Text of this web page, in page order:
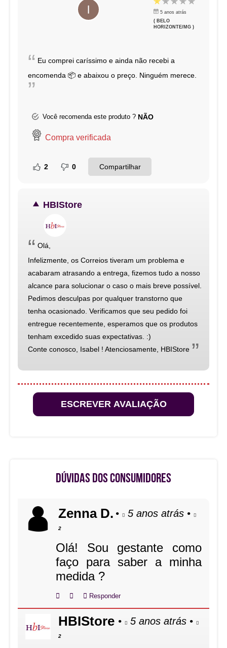
5 anos atrás
( BELO
HORIZONTE/MG )
“ Eu comprei caríssimo e ainda não recebi a
encomenda 📦 e abaixou o preço. Ninguém merece.
”
Você recomenda este produto ? NÃO
Compra verificada
2 0 Compartilhar
HBIStore
“ Olá,
Infelizmente, os Correios tiveram um problema e
acabaram atrasando a entrega, fizemos tudo a nosso
alcance para solucionar o caso o mais breve possível.
Pedimos desculpas por qualquer transtorno que
tenha ocasionado. Verificamos que seu pedido foi
entregue recentemente, esperamos que os produtos
tenham excedido suas expectativas. :)
Conte conosco, Isabel ! Atenciosamente, HBIStore ”
ESCREVER AVALIAÇÃO
DÚVIDAS DOS CONSUMIDORES
Zenna D. • 5 anos atrás •
2
Olá! Sou gestante como
faço para saber a minha
medida ?
Responder
HBIStore • 5 anos atrás •
2